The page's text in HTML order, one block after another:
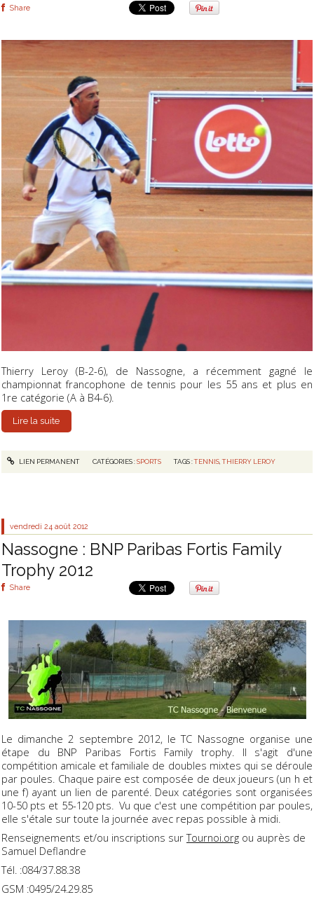
Share
Thierry Leroy (B-2-6), de Nassogne, a récemment gagné le
championnat francophone de tennis pour les 55 ans et plus en
1re catégorie (A à B4-6).
Lire la suite
LIEN PERMANENT CATÉGORIES :SPORTS TAGS :TENNIS ,THIERRY LEROY
vendredi 24 août 2012
Nassogne : BNP Paribas Fortis Family
Trophy 2012
Share
Le dimanche 2 septembre 2012, le TC Nassogne organise une
étape du BNP Paribas Fortis Family trophy. Il s'agit d'une
compétition amicale et familiale de doubles mixtes qui se déroule
par poules. Chaque paire est composée de deux joueurs (un h et
une f) ayant un lien de parenté. Deux catégories sont organisées
10-50 pts et 55-120 pts. Vu que c'est une compétition par poules,
elle s'étale sur toute la journée avec repas possible à midi.
Renseignements et/ou inscriptions surTournoi.org ou auprès de
Samuel Deflandre
Tél. :084/37.88.38
GSM :0495/24.29.85